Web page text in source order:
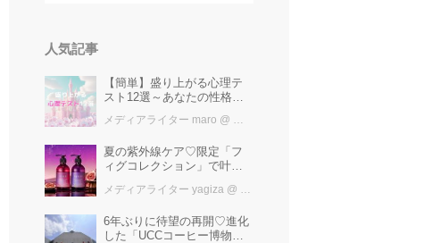
人気記事
【簡単】盛り上がる心理テ
スト12選～あなたの性格を
メディアライター maro @ カワコレメディア編集部
夏の紫外線ケア♡限定「フ
ィグコレクション」で叶え
メディアライター yagiza @ カワコレメディア編集部
6年ぶりに待望の再開♡進化
した「UCCコーヒー博物